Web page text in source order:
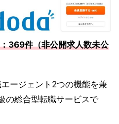
369件（非公開求人数未公
ージェント2つの機能を兼
の総合型転職サービスで